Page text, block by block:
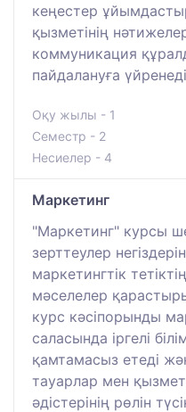
кеңестер
қызметінің
коммуникация
пайдалануға
Оқу жылы - 1
Семестр - 2
Несиелер - 4
Маркетинг
"Маркетинг" курсы
зерттеулер
маркетингтік
мәселелер
курс кәсіпорынды
саласында іргелі
қамтамасыз етеді
тауарлар мен
әдістерінің рөлін